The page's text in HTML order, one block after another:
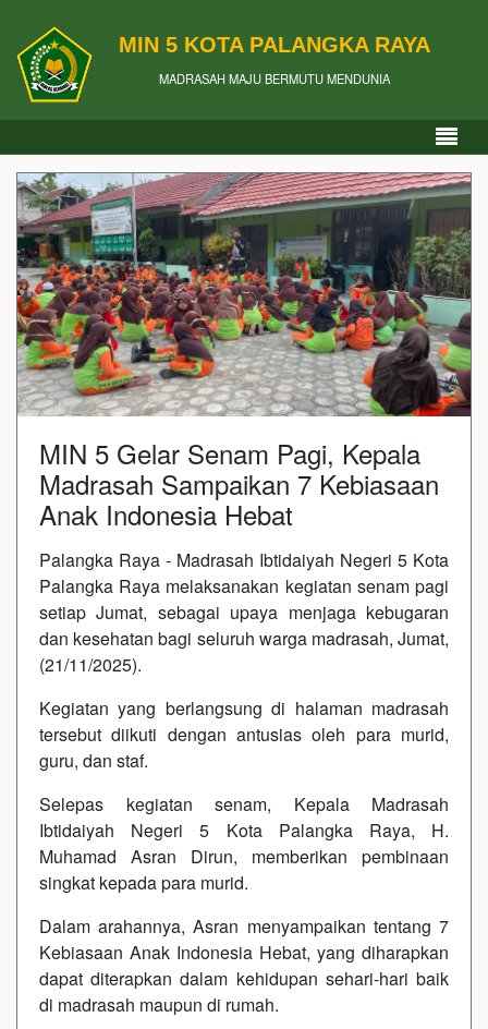
MIN 5 KOTA PALANGKA RAYA
MADRASAH MAJU BERMUTU MENDUNIA
MIN 5 Gelar Senam Pagi, Kepala
Madrasah Sampaikan 7 Kebiasaan
Anak Indonesia Hebat
Palangka Raya - Madrasah Ibtidaiyah Negeri 5 Kota
Palangka Raya melaksanakan kegiatan senam pagi
setiap Jumat, sebagai upaya menjaga kebugaran
dan kesehatan bagi seluruh warga madrasah, Jumat,
(21/11/2025).
Kegiatan yang berlangsung di halaman madrasah
tersebut diikuti dengan antusias oleh para murid,
guru, dan staf.
Selepas kegiatan senam, Kepala Madrasah
Ibtidaiyah Negeri 5 Kota Palangka Raya, H.
Muhamad Asran Dirun, memberikan pembinaan
singkat kepada para murid.
Dalam arahannya, Asran menyampaikan tentang 7
Kebiasaan Anak Indonesia Hebat, yang diharapkan
dapat diterapkan dalam kehidupan sehari-hari baik
di madrasah maupun di rumah.